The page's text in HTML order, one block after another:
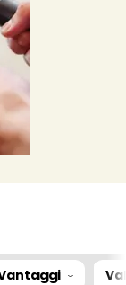
da caffè a
medio-fine
coffee
grossa.
usano 7
si può